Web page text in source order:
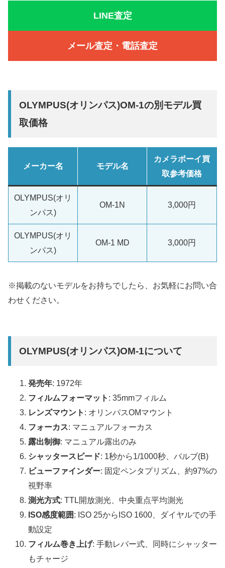
LINE査定
メール査定・電話査定
OLYMPUS(オリンパス)OM-1の別モデル買
取価格
メーカー名 モデル名
カメラボーイ買
取参考価格
OLYMPUS(オリ
ンパス)
OM-1N 3,000円
OLYMPUS(オリ
ンパス)
OM-1 MD 3,000円
※掲載のないモデルをお持ちでしたら、お気軽にお問い合
わせください。
OLYMPUS(オリンパス)OM-1について
発売年: 1972年
フィルムフォーマット : 35mmフィルム
レンズマウント : オリンパスOMマウント
フォーカス: マニュアルフォーカス
露出制御: マニュアル露出のみ
シャッタースピード: 1秒から1/1000秒、バルブ(B)
ビューファインダー: 固定ペンタプリズム、約97%の
視野率
測光方式: TTL開放測光、中央重点平均測光
ISO感度範囲: ISO 25からISO 1600、ダイヤルでの手
動設定
フィルム巻き上げ: 手動レバー式、同時にシャッター
もチャージ